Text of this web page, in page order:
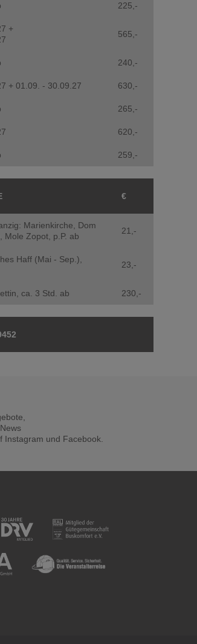
225,-
+
565,-
240,-
+ 01.09. - 30.09.27 630,-
265,-
620,-
259,-
€
Marienkirche, Dom
Mole Zopot, p.P. ab
21,-
Haff (Mai - Sep.),
23,-
ca. 3 Std. ab 230,-
Instagram und Facebook.